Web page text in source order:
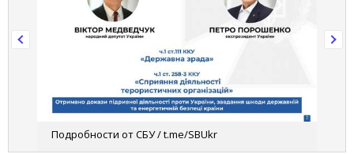
Подробности от СБУ / t.me/SBUkr